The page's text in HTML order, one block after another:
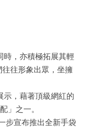
時，亦積極拓展其輕
往形象出眾，坐擁
示，藉著頂級網紅的
」之一。
步宣布推出全新手袋